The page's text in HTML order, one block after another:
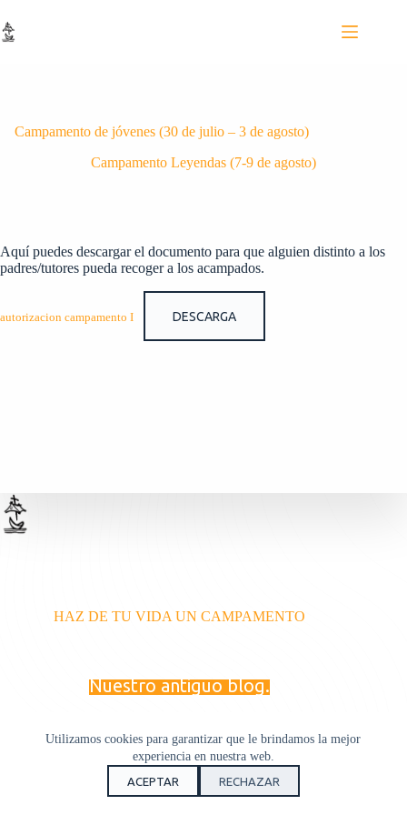
al
contenido
Utilizamos cookies para garantizar que le brindamos la mejor
experiencia en nuestra web.
ACEPTAR RECHAZAR
Campamento de jóvenes (30 de julio – 3 de agosto)
Campamento Leyendas (7-9 de agosto)
Aquí puedes descargar el documento para que alguien distinto a los
padres/tutores pueda recoger a los acampados.
autorizacion campamento I DESCARGA
HAZ DE TU VIDA UN CAMPAMENTO
Nuestro antiguo blog.